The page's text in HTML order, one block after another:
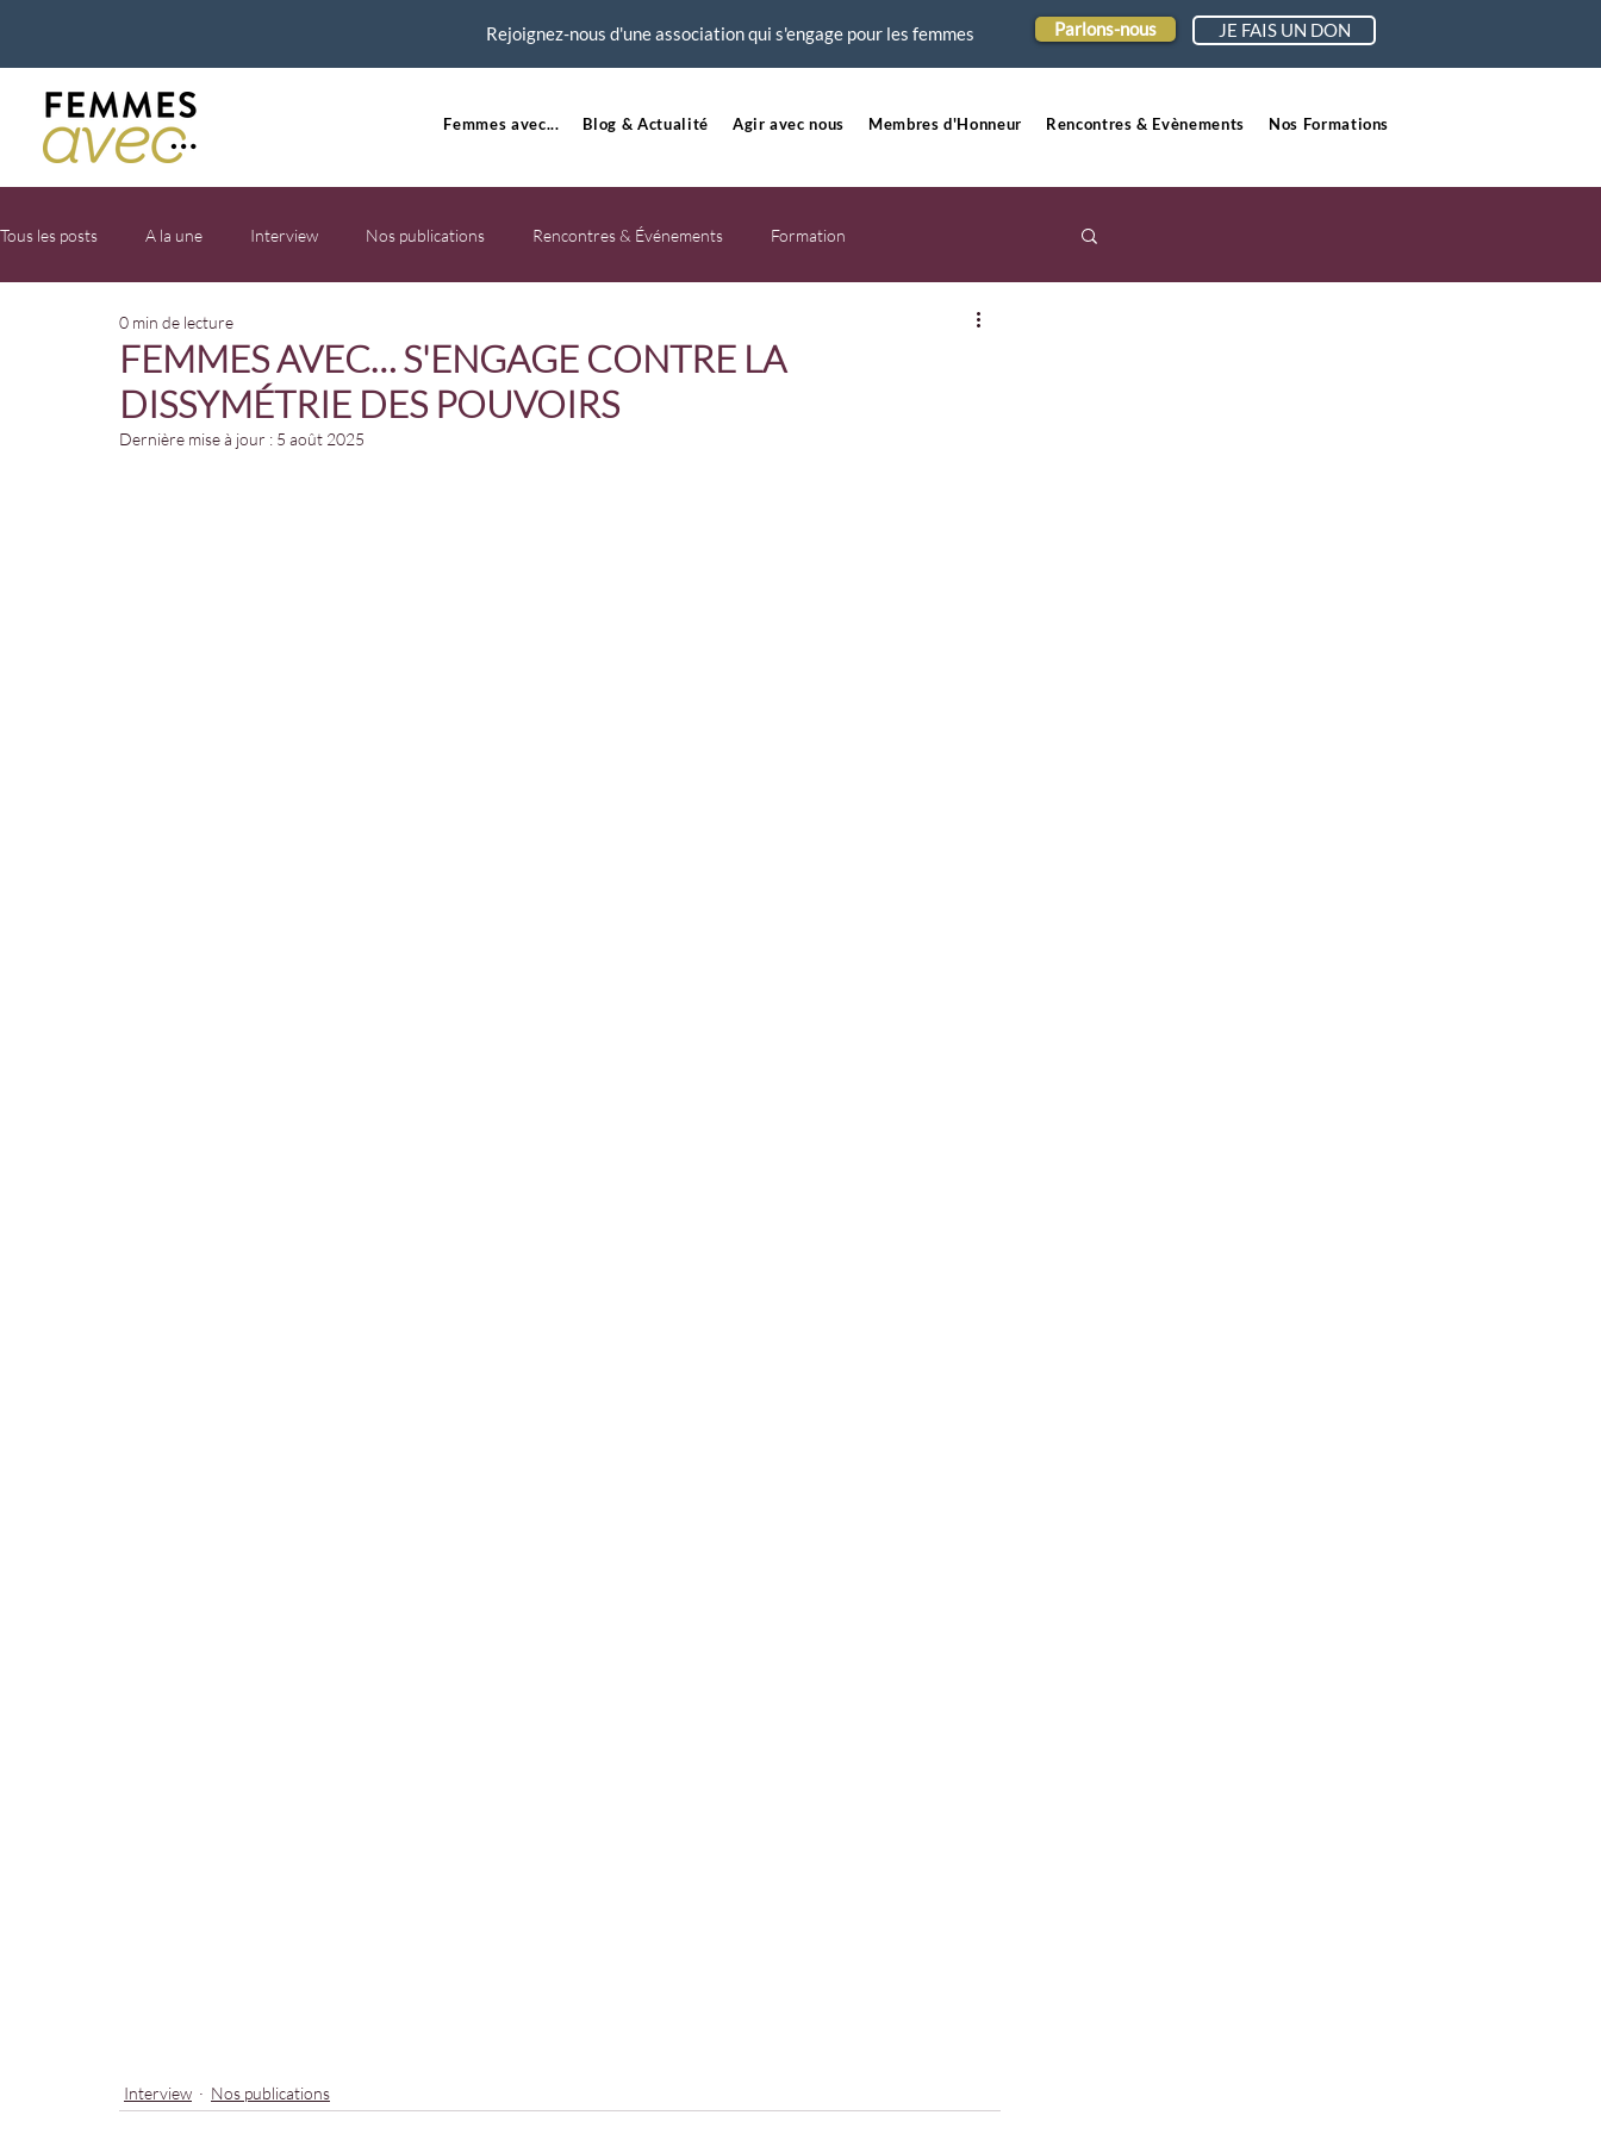
Rejoignez-nous d'une association qui s'engage pour les femmes Parlons-nous JE FAIS UN DON
Femmes avec... Blog & Actualité Agir avec nous Membres d'Honneur Rencontres & Evènements Nos Formations
Tous les posts A la une Interview Nos publications Rencontres & Événements Formation
FEMMES AVEC… S'ENGAGE CONTRE LA
DISSYMÉTRIE DES POUVOIRS
0 min de lecture
Dernière mise à jour : 5 août 2025
Interview Nos publications